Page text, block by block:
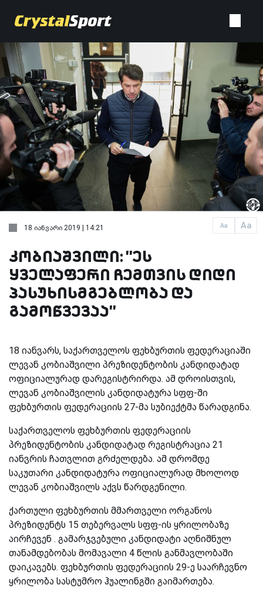
Aa Aa
18 იანვარი 2019 | 14:21
კობიაშვილი: ''ეს
ყველაფერი ჩემთვის დიდი
პასუხისმგებლობა და
გამოწვევაა''
18 იანვარს, საქართველოს ფეხბურთის ფედერაციაში
ლევან კობიაშვილი პრეზიდენტობის კანდიდატად
ოფიციალურად დარეგისტრირდა. ამ დროისთვის,
ლევან კობიაშვილის კანდიდატურა სფფ-ში
ფეხბურთის ფედერაციის 27-მა სუბიექტმა წარადგინა.
საქართველოს ფეხბურთის ფედერაციის
პრეზიდენტობის კანდიდატად რეგისტრაცია 21
იანვრის ჩათვლით გრძელდება. ამ დრომდე
საკუთარი კანდიდატურა ოფიციალურად მხოლოდ
ლევან კობიაშვილს აქვს წარდგენილი.
ქართული ფეხბურთის მმართველი ორგანოს
პრეზიდენტს 15 თებერვალს სფფ-ის ყრილობაზე
აირჩევენ . გამარჯვებული კანდიდატი აღნიშნულ
თანამდებობას მომავალი 4 წლის განმავლობაში
დაიკავებს. ფეხბურთის ფედერაციის 29-ე საარჩევნო
ყრილობა სასტუმრო ჰუალინგში გაიმართება.